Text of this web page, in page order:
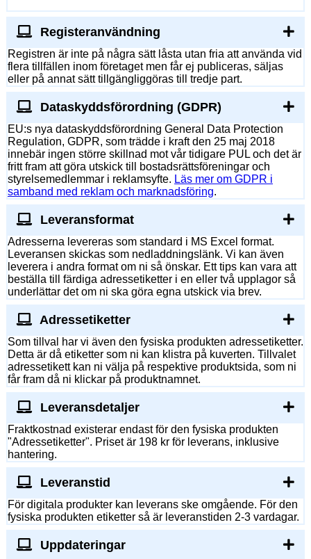
Registeranvändning
Registren är inte på några sätt låsta utan fria att använda vid
flera tillfällen inom företaget men får ej publiceras, säljas
eller på annat sätt tillgängliggöras till tredje part.
Dataskyddsförordning (GDPR)
EU:s nya dataskyddsförordning General Data Protection
Regulation, GDPR, som trädde i kraft den 25 maj 2018
innebär ingen större skillnad mot vår tidigare PUL och det är
fritt fram att göra utskick till bostadsrättsföreningar och
styrelsemedlemmar i reklamsyfte. Läs mer om GDPR i
samband med reklam och marknadsföring.
Leveransformat
Adresserna levereras som standard i MS Excel format.
Leveransen skickas som nedladdningslänk. Vi kan även
leverera i andra format om ni så önskar. Ett tips kan vara att
beställa till färdiga adressetiketter i en eller två upplagor så
underlättar det om ni ska göra egna utskick via brev.
Adressetiketter
Som tillval har vi även den fysiska produkten adressetiketter.
Detta är då etiketter som ni kan klistra på kuverten. Tillvalet
adressetikett kan ni välja på respektive produktsida, som ni
får fram då ni klickar på produktnamnet.
Leveransdetaljer
Fraktkostnad existerar endast för den fysiska produkten
"Adressetiketter". Priset är 198 kr för leverans, inklusive
hantering.
Leveranstid
För digitala produkter kan leverans ske omgående. För den
fysiska produkten etiketter så är leveranstiden 2-3 vardagar.
Uppdateringar